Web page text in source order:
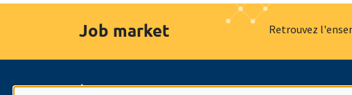
Job market Retrouvez
À propos Nos engagements Hommage à